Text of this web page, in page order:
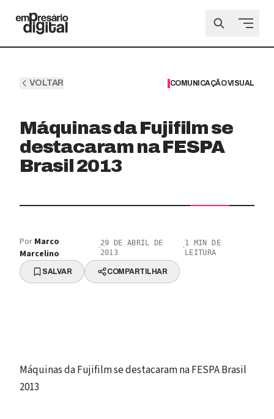
VOLTAR COMUNICAÇÃO VISUAL
Máquinas da Fujifilm se
destacaram na FESPA
Brasil 2013
Por Marco
Marcelino
·29 DE ABRIL DE
2013
·1 MIN DE
LEITURA
SALVAR COMPARTILHAR
Máquinas da Fujifilm se destacaram na FESPA Brasil
2013